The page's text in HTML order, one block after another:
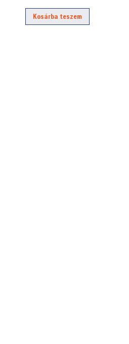
Kosárba teszem